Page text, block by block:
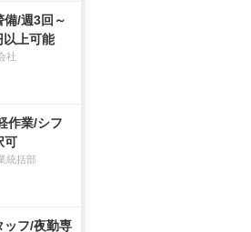
/週3回～
以上可能
社
作業/シフ
可
統括部
ッフ/夜勤専